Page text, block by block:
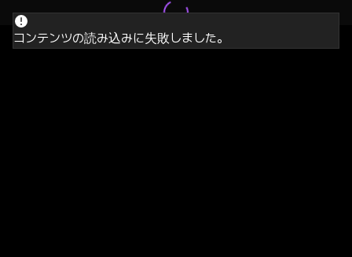
コンテンツの読み込みに失敗しました。